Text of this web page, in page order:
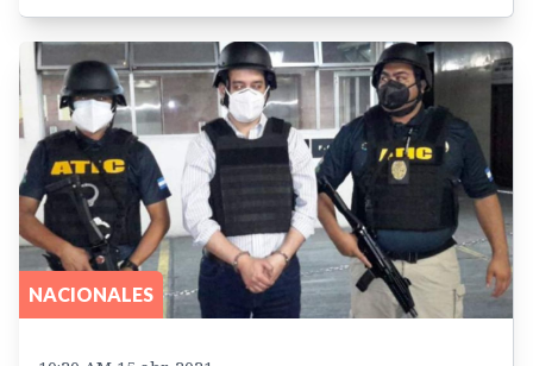
NACIONALES